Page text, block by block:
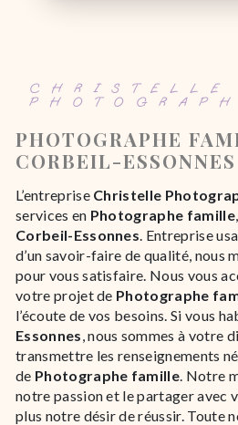
CHRISTELLE
PHOTOGRAPHE FAMILLE À
CORBEIL-ESSONNES
L’entreprise Christelle
services en Photographe famille
Corbeil-Essonnes. Entreprise
d’un savoir-faire de qualité, nous
pour vous satisfaire. Nous vous
votre projet de Photographe
l’écoute de vos besoins. Si vous
Essonnes, nous sommes à votre
transmettre les renseignements
de Photographe famille. Notre
notre passion et le partager avec
plus notre désir de réussir. Toute